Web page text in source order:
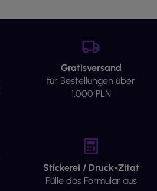
Gratisversand
für Bestellungen über
1.000 PLN
Stickerei / Druck-Zitat
Fülle das Formular aus